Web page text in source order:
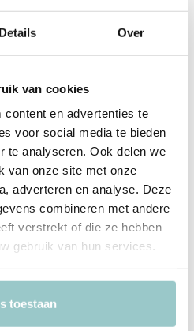
Details Over
van cookies
en advertenties te
voor social media te bieden
te analyseren. Ook delen we
van onze site met onze
adverteren en analyse. Deze
combineren met andere
verstrekt of die ze hebben
gebruik van hun services.
toestaan
en geheimpjes
plek voor jezelf
en een vleugje chaos
en stevig